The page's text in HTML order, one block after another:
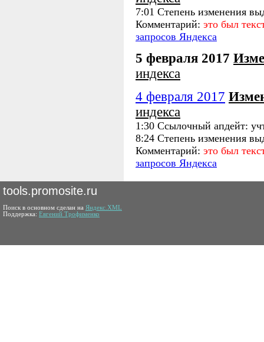
7:01 Степень изменения
Комментарий: это был
запросов Яндекса
5 февраля 2017
индекса
4 февраля 2017
индекса
1:30 Ссылочный апдейт:
8:24 Степень изменения
Комментарий: это был
запросов Яндекса
tools.promosite.ru
Поиск в основном сделан на Яндекс.XML
Поддержка: Евгений Трофименко